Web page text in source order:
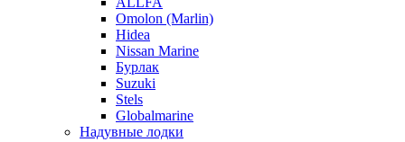
Omolon (Marlin)
Hidea
Nissan Marine
Бурлак
Suzuki
Stels
Globalmarine
Надувные лодки